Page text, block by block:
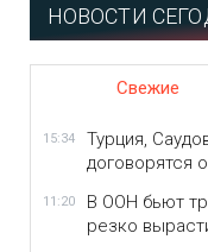
НОВОСТИ
Свежие
15:34
Турция,
договорятся
11:20
В ООН бьют
резко